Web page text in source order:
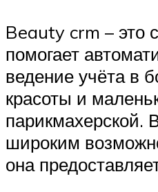
Beauty crm – это
помогает
ведение учёта в
красоты и
парикмахерской.
широким
она